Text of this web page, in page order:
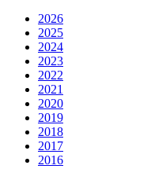
2026
2025
2024
2023
2022
2021
2020
2019
2018
2017
2016